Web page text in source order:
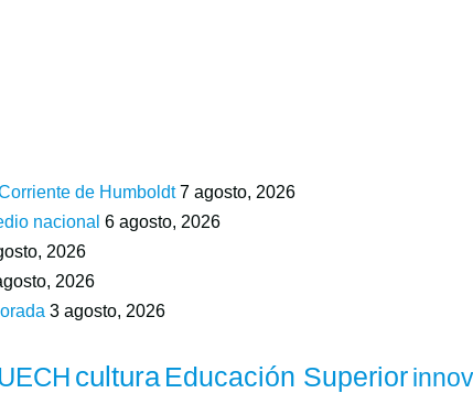
de Humboldt 7 agosto, 2026
nacional 6 agosto, 2026
2026
2026
3 agosto, 2026
culturaEducación Superior